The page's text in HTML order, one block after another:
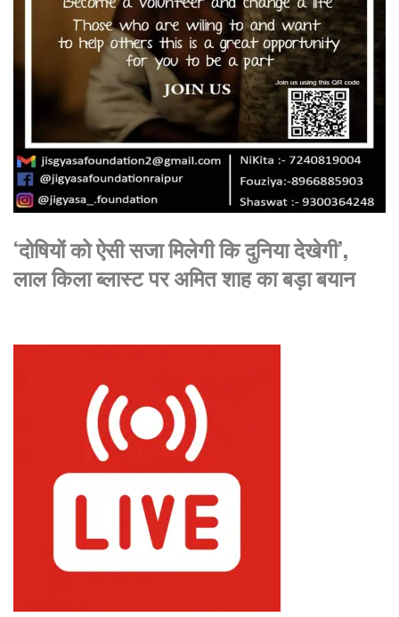
‘दोषियों को ऐसी सजा मिलेगी कि दुनिया देखेगी’,
लाल किला ब्लास्ट पर अमित शाह का बड़ा बयान